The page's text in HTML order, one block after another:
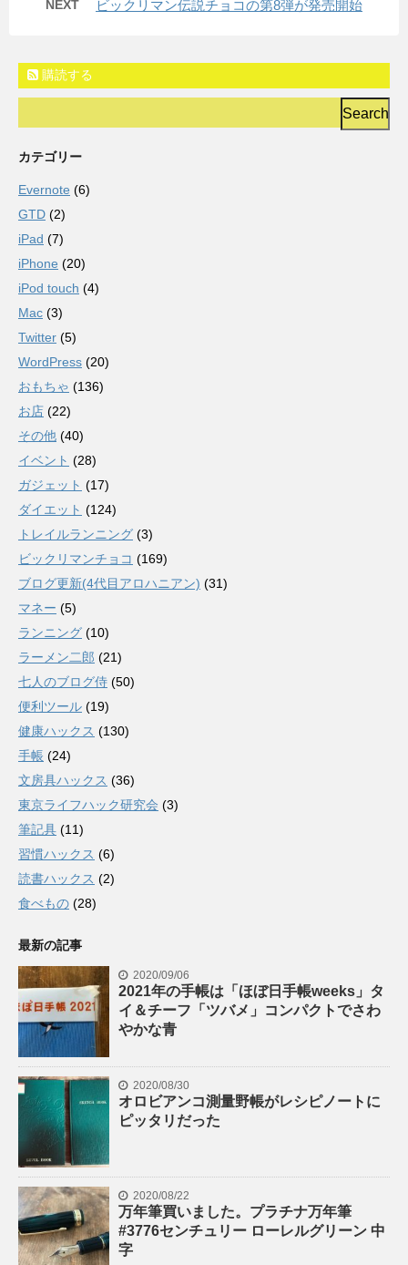
NEXT ビックリマン伝説チョコの第8弾が発売開始
購読する
カテゴリー
Evernote (6)
GTD (2)
iPad (7)
iPhone (20)
iPod touch (4)
Mac (3)
Twitter (5)
WordPress (20)
おもちゃ (136)
お店 (22)
その他 (40)
イベント (28)
ガジェット (17)
ダイエット (124)
トレイルランニング (3)
ビックリマンチョコ (169)
ブログ更新(4代目アロハニアン) (31)
マネー (5)
ランニング (10)
ラーメン二郎 (21)
七人のブログ侍 (50)
便利ツール (19)
健康ハックス (130)
手帳 (24)
文房具ハックス (36)
東京ライフハック研究会 (3)
筆記具 (11)
習慣ハックス (6)
読書ハックス (2)
食べもの (28)
最新の記事
2020/09/06
2021年の手帳は「ほぼ日手帳weeks」タ
イ＆チーフ「ツバメ」コンパクトでさわ
やかな青
2020/08/30
オロビアンコ測量野帳がレシピノートに
ピッタリだった
2020/08/22
万年筆買いました。プラチナ万年筆
#3776センチュリー ローレルグリーン 中
字